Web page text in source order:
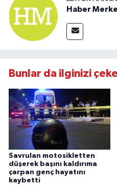
Haber
Bunlar da ilginizi
Savrulan motosikletten
düşerek başını kaldırıma
çarpan genç hayatını
kaybetti